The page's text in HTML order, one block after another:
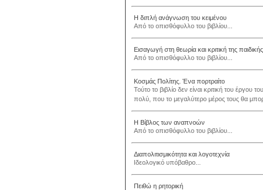
Η διπλή ανάγνωση του κειμένου
Από το οπισθόφυλλο του βιβλίου...
Εισαγωγή στη θεωρία και κριτική της
Από το οπισθόφυλλο του βιβλίου...
Κοσμάς Πολίτης. Ένα πορτραίτο
Τούτο το βιβλίο δεν είναι κριτική του έργου
πολύ, που το μεγαλύτερο μέρος τους θα
Η Βίβλος των αναπνοών
Από το οπισθόφυλλο του βιβλίου...
Διαπολιτισμικότητα και λογοτεχνία
Ιδεολογικό υπόβαθρο...
Πειθώ η ρητορική